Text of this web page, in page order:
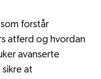
forstår
atferd og hvordan
avanserte
at